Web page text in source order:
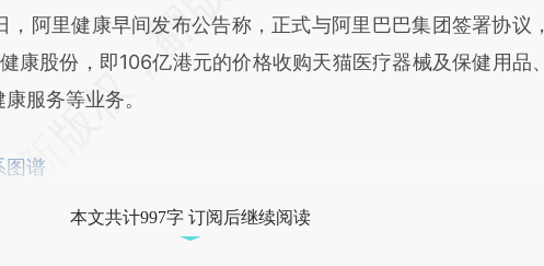
里健康早间发布公告称，正式与阿里巴巴集团签署协议，
康股份，即106亿港元的价格收购天猫医疗器械及保健用品、
服务等业务。
图谱
本文共计997字 订阅后继续阅读